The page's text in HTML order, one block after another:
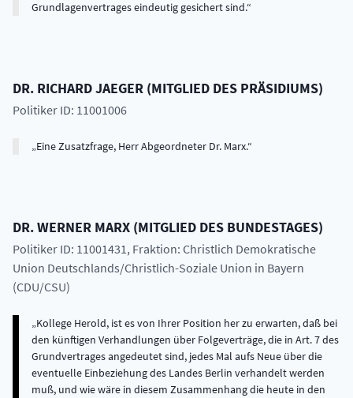
Grundlagenvertrages eindeutig gesichert sind.
DR. RICHARDJAEGER (MITGLIED DES PRÄSIDIUMS)
Politiker ID: 11001006
Eine Zusatzfrage, Herr Abgeordneter Dr. Marx.
DR.WERNER MARX (MITGLIED DES BUNDESTAGES)
Politiker ID: 11001431, Fraktion: Christlich Demokratische
Union Deutschlands/Christlich-Soziale Union in Bayern
(CDU/CSU)
Kollege Herold, ist es von Ihrer Position her zu erwarten, daß bei
den künftigen Verhandlungen über Folgeverträge, die in Art. 7 des
Grundvertrages angedeutet sind, jedes Mal aufs Neue über die
eventuelle Einbeziehung des Landes Berlin verhandelt werden
muß, und wie wäre in diesem Zusammenhang die heute in den